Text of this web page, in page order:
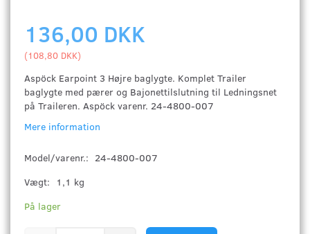
136,00 DKK
(108,80 DKK)
Aspöck Earpoint 3 Højre baglygte. Komplet Trailer
baglygte med pærer og Bajonettilslutning til Ledningsnet
på Traileren. Aspöck varenr. 24-4800-007
Mere information
Model/varenr.: 24-4800-007
Vægt:
1,1 kg
På lager